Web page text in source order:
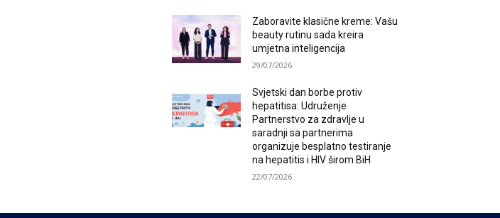
Zaboravite klasične kreme: Vašu
beauty rutinu sada kreira
umjetna inteligencija
29/07/2026
Svjetski dan borbe protiv
hepatitisa: Udruženje
Partnerstvo za zdravlje u
saradnji sa partnerima
organizuje besplatno testiranje
na hepatitis i HIV širom BiH
22/07/2026